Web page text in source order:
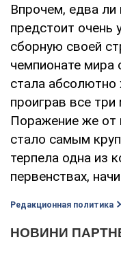
Впрочем, едва
предстоит очень
сборную своей
чемпионате мира
стала абсолютно
проиграв все
Поражение же
стало самым
терпела одна из
первенствах,
Редакционная политика